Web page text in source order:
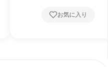
お気に入り